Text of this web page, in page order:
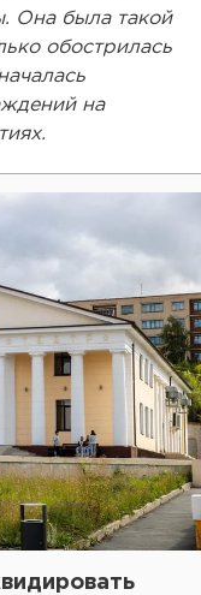
Она была такой
обострилась
на